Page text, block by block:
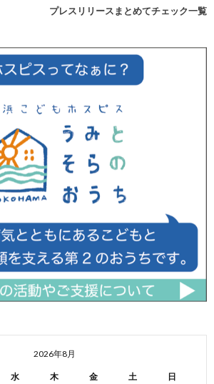
プレスリリースまとめてチェック一覧
2026年8月
水 木 金 土 日